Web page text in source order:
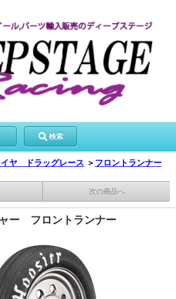
検索
イヤ ドラッグレース ＞ フロントランナー
次の商品へ
ー フロントランナー